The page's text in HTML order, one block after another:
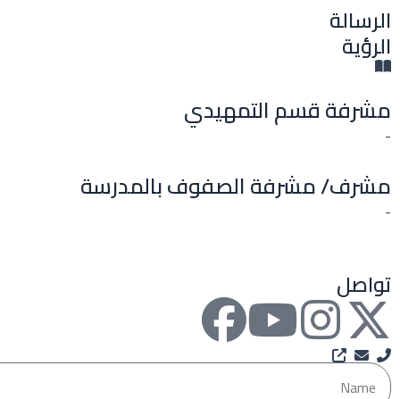
الرسالة
الرؤية
مشرفة قسم التمهيدي
-
مشرف/ مشرفة الصفوف بالمدرسة
-
تواصل
X
-
I
n
Y
o
F
a Name